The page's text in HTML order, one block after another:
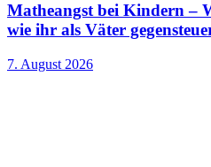
Matheangst bei Kindern –
wie ihr als Väter
7. August 2026